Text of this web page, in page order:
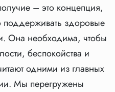
– это концепция,
здоровые
Она необходима, чтобы
беспокойства и
одними из главных
Мы перегружены